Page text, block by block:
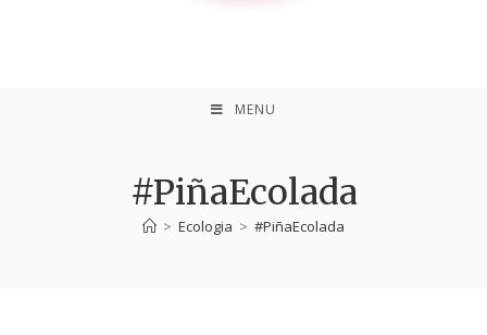
MENU
#PiñaEcolada
> Ecologia > #PiñaEcolada